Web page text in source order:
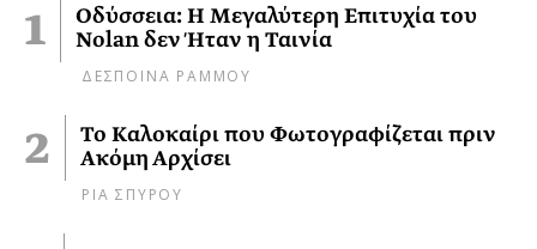
Οδύσσεια: Η Μεγαλύτερη Επιτυχία του
Nolan δεν Ήταν η Ταινία
ΔΕΣΠΟΙΝΑ ΡΑΜΜΟΥ
Το Καλοκαίρι που Φωτογραφίζεται πριν
Ακόμη Αρχίσει
ΡΙΑ ΣΠΥΡΟΥ